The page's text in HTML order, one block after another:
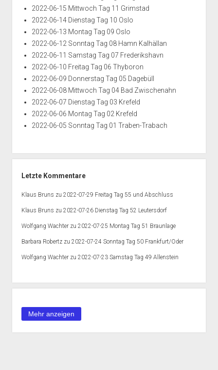
2022-06-15 Mittwoch Tag 11 Grimstad
2022-06-14 Dienstag Tag 10 Oslo
2022-06-13 Montag Tag 09 Oslo
2022-06-12 Sonntag Tag 08 Hamn Kalhällan
2022-06-11 Samstag Tag 07 Frederikshavn
2022-06-10 Freitag Tag 06 Thyboron
2022-06-09 Donnerstag Tag 05 Dagebüll
2022-06-08 Mittwoch Tag 04 Bad Zwischenahn
2022-06-07 Dienstag Tag 03 Krefeld
2022-06-06 Montag Tag 02 Krefeld
2022-06-05 Sonntag Tag 01 Traben-Trabach
Letzte Kommentare
Klaus Bruns zu 2022-07-29 Freitag Tag 55 und Abschluss
Klaus Bruns zu 2022-07-26 Dienstag Tag 52 Leutersdorf
Wolfgang Wachterzu 2022-07-25 Montag Tag 51 Braunlage
Barbara Robertzzu 2022-07-24 Sonntag Tag 50 Frankfurt/Oder
Wolfgang Wachterzu 2022-07-23 Samstag Tag 49 Allenstein
Content is collapsed. Activate the Mehr anzeigen button to reveal
Mehr anzeigen